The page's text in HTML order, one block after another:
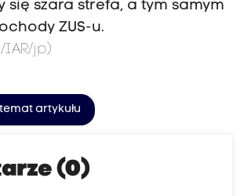
się szara strefa, a tym samym
ZUS-u.
IAR/jp)
artykułu
(0)